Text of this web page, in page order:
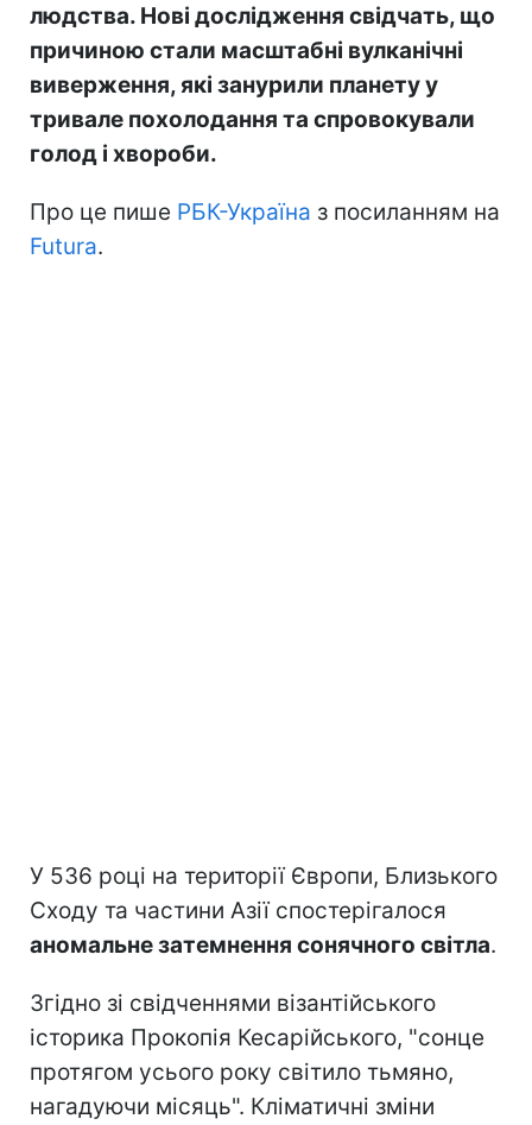
людства. Нові дослідження свідчать, що
причиною стали масштабні вулканічні
виверження, які занурили планету у
тривале похолодання та спровокували
голод і хвороби.
Про це пише РБК-Україна з посиланням на
Futura.
У 536 році на території Європи, Близького
Сходу та частини Азії спостерігалося
аномальне затемнення сонячного світла.
Згідно зі свідченнями візантійського
історика Прокопія Кесарійського, "сонце
протягом усього року світило тьмяно,
нагадуючи місяць". Кліматичні зміни